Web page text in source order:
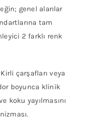
genel alanlar
tam
2 farklı renk
Kirli çarşafları veya
boyunca klinik
koku yayılmasını